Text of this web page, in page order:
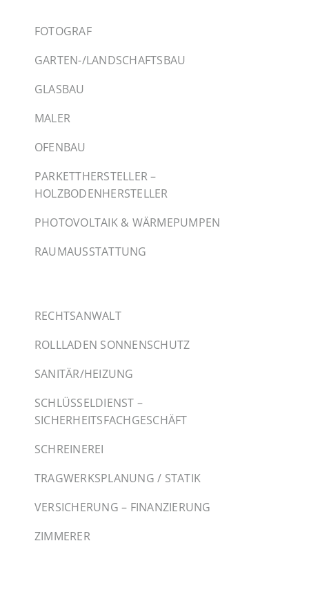
FOTOGRAF
GARTEN-/LANDSCHAFTSBAU
GLASBAU
MALER
OFENBAU
PARKETTHERSTELLER –
HOLZBODENHERSTELLER
PHOTOVOLTAIK & WÄRMEPUMPEN
RAUMAUSSTATTUNG
RECHTSANWALT
ROLLLADEN SONNENSCHUTZ
SANITÄR/HEIZUNG
SCHLÜSSELDIENST –
SICHERHEITSFACHGESCHÄFT
SCHREINEREI
TRAGWERKSPLANUNG / STATIK
VERSICHERUNG – FINANZIERUNG
ZIMMERER